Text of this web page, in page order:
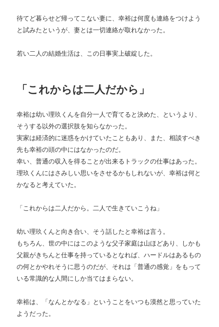
待てど暮らせど帰ってこない妻に、幸裕は何度も連絡をつけよう
と試みたというが、妻とは一切連絡が取れなかった。
若い二人の結婚生活は、この日事実上破綻した。
「これからは二人だから」
幸裕は幼い理玖くんを自分一人で育てると決めた、というより、
そうする以外の選択肢を知らなかった。
実家は経済的に迷惑をかけていたこともあり、また、相談すべき
先も幸裕の頭の中にはなかったのだ。
幸い、普通の収入を得ることが出来るトラックの仕事はあった。
理玖くんにはさみしい思いをさせるかもしれないが、幸裕は何と
かなると考えていた。
「これからは二人だから。二人で生きていこうね」
幼い理玖くんと向き合い、そう話したと幸裕は言う。
もちろん、世の中にはこのような父子家庭は山ほどあり、しかも
父親がきちんと仕事を持っているとなれば、ハードルはあるもの
の何とかやれそうに思うのだが、それは「普通の感覚」をもって
いる常識的な人間にしか当てはまらない。
幸裕は、「なんとかなる」ということをいつも漠然と思っていた
ようだった。